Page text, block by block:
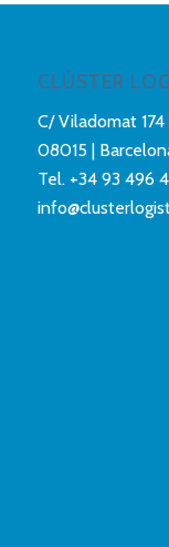
CLÚSTER
C/ Viladomat 174
08015 |
Tel. +34 93 496